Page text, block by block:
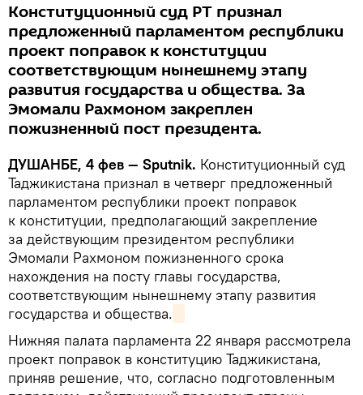
Конституционный суд РТ признал
предложенный парламентом республики
проект поправок к конституции
соответствующим нынешнему этапу
развития государства и общества. За
Эмомали Рахмоном закреплен
пожизненный пост президента.
ДУШАНБЕ, 4 фев — Sputnik. Конституционный суд
Таджикистана признал в четверг предложенный
парламентом республики проект поправок
к конституции, предполагающий закрепление
за действующим президентом республики
Эмомали Рахмоном пожизненного срока
нахождения на посту главы государства,
соответствующим нынешнему этапу развития
государства и общества.
Нижняя палата парламента 22 января рассмотрела
проект поправок в конституцию Таджикистана,
приняв решение, что, согласно подготовленным